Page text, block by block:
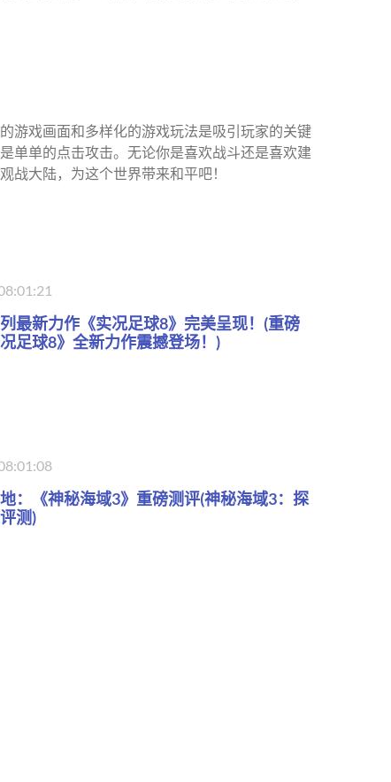
游戏画面和多样化的游戏玩法是吸引玩家的关键
单单的点击攻击。无论你是喜欢战斗还是喜欢建
战大陆，为这个世界带来和平吧！
最新力作《实况足球8》完美呈现！(重磅
足球8》全新力作震撼登场！)
：《神秘海域3》重磅测评(神秘海域3：探
测)